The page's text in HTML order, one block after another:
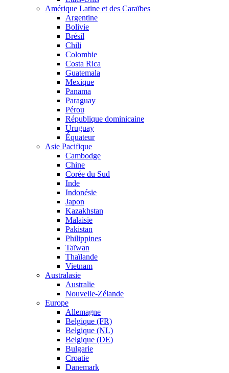
Amérique Latine et des Caraïbes
Argentine
Bolivie
Brésil
Chili
Colombie
Costa Rica
Guatemala
Mexique
Panama
Paraguay
Pérou
République dominicaine
Uruguay
Équateur
Asie Pacifique
Cambodge
Chine
Corée du Sud
Inde
Indonésie
Japon
Kazakhstan
Malaisie
Pakistan
Philippines
Taïwan
Thaïlande
Vietnam
Australasie
Australie
Nouvelle-Zélande
Europe
Allemagne
Belgique (FR)
Belgique (NL)
Belgique (DE)
Bulgarie
Croatie
Danemark